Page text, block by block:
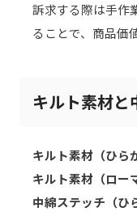
訴求する際は手作
ることで、商品価
キルト素材と
キルト素材（ひら
キルト素材（ロー
中綿ステッチ（ひ